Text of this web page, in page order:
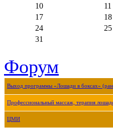
10
11
17
18
24
25
31
Форум
Выход программы «Лошади в боксах»
Профессиональный массаж, терапия
ЦМИ